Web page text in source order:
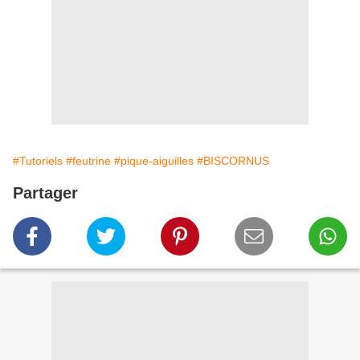
#Tutoriels #feutrine #pique-aiguilles #BISCORNUS
Partager